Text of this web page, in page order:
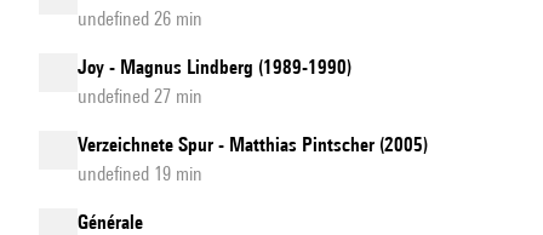
undefined 26 min
Joy - Magnus Lindberg (1989-1990)
undefined 27 min
Verzeichnete Spur - Matthias Pintscher (2005)
undefined 19 min
Générale